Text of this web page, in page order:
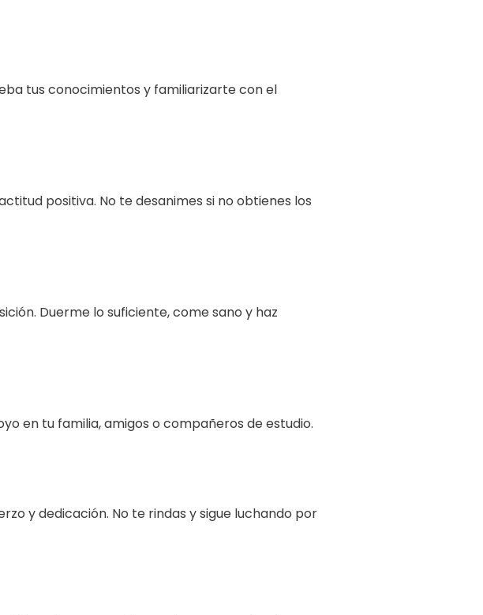
tus conocimientos y familiarizarte con el
positiva. No te desanimes si no obtienes los
Duerme lo suficiente, come sano y haz
en tu familia, amigos o compañeros de estudio.
y dedicación. No te rindas y sigue luchando por